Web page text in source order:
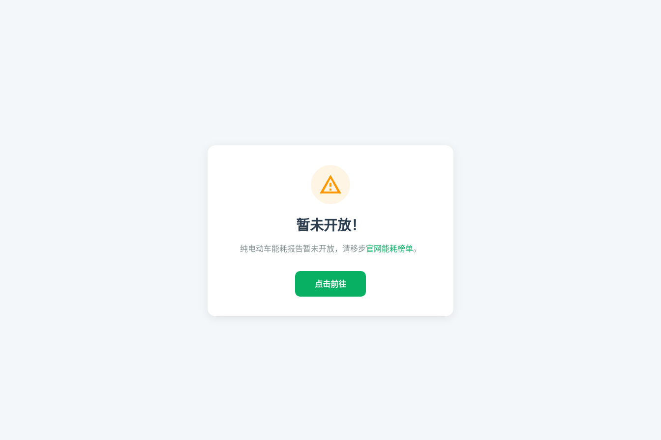
暂未开放！
纯电动车能耗报告暂未开放，请移步官网能耗榜单。
点击前往